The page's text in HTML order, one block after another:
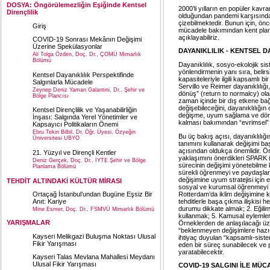
DOSYA: Öngörülemezliğin Eşiğinde Kentsel
Dirençlilik
Giriş
COVID-19 Sonrası Mekânın Değişimi
Üzerine Spekülasyonlar
Ali Tolga Özden, Doç. Dr., ÇOMÜ Mimarlık
Bölümü
Kentsel Dayanıklılık Perspektifinde
Salgınlarla Mücadele
Zeynep Deniz Yaman Galantini, Dr., Şehir ve
Bölge Plancısı
Kentsel Dirençlilik ve Yaşanabilirliğin
İnşası: Salgında Yerel Yönetimler ve
Kapsayıcı Politikaların Önemi
Ebru Tekin Bilbil, Dr. Öğr. Üyesi, Özyeğin
Üniversitesi UBYO
21. Yüzyıl ve Dirençli Kentler
Deniz Gerçek, Doç. Dr., İYTE Şehir ve Bölge
Planlama Bölümü
TEHDİT ALTINDAKİ KÜLTÜR MİRASI
Ortaçağ İstanbul’undan Bugüne Eşsiz Bir
Anıt: Kariye
Mine Esmer, Doç. Dr., FSMVÜ Mimarlık Bölümü
YARIŞMALAR
Kayseri Melikgazi Buluşma Noktası Ulusal
Fikir Yarışması
Kayseri Talas Mevlana Mahallesi Meydanı
Ulusal Fikir Yarışması
2000’li yılların en popüler
olduğundan pandemi
çizebilmektedir. Bunun için,
mücadele bakımından kent
açıklayabiliriz.
DAYANIKLILIK - KENTSEL
Dayanıklılık, sosyo-ekolojik
yönlendirmenin yanı sıra,
kapasiteleriyle ilgili kapsamlı
Servillo ve Reimer
dönüş” (return to normalcy)
zaman içinde bir dış etkene
değişebileceğini,
değişme, uyum sağlama ve
kalması bakımından
Bu üç bakış açısı,
tanımını kullanarak değişimi
açısından oldukça önemlidir.
yaklaşımını önerdikleri
sürecinin değişimi yönetebilme
sürekli öğrenmeyi ve paydaşlar
değişimine uyum stratejisi için
sosyal ve kurumsal
Rotterdam’da iklim değişimine
tehditlerle başa çıkma ilişkisi
durumu dikkate almak; 2.
kullanmak; 5. Kamusal
Örneklerden de anlaşılacağı
“beklenmeyen değişimlere
ihtiyaç duyulan “kapsamlı-
eden bir süreç sunabilecek ve
yaratabilecektir.
COVID-19 SALGINI İLE